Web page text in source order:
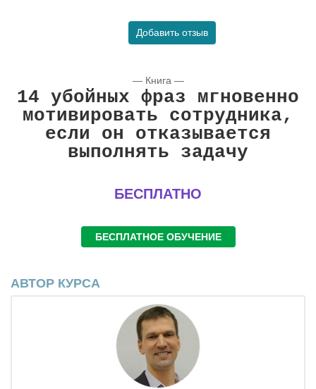
Добавить отзыв
— Книга —
14 убойных фраз мгновенно
мотивировать сотрудника,
если он отказывается
выполнять задачу
БЕСПЛАТНО
БЕСПЛАТНОЕ ОБУЧЕНИЕ
АВТОР КУРСА